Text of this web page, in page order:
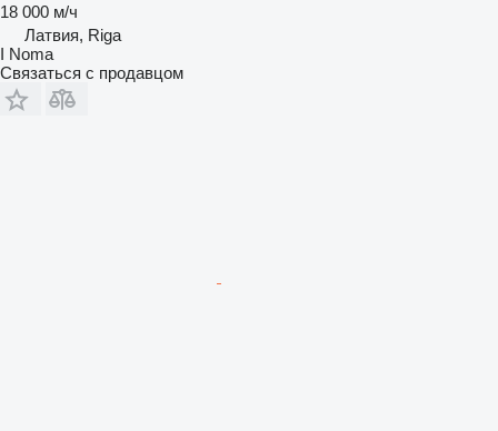
18 000 м/ч
Латвия, Riga
I Noma
Связаться с продавцом